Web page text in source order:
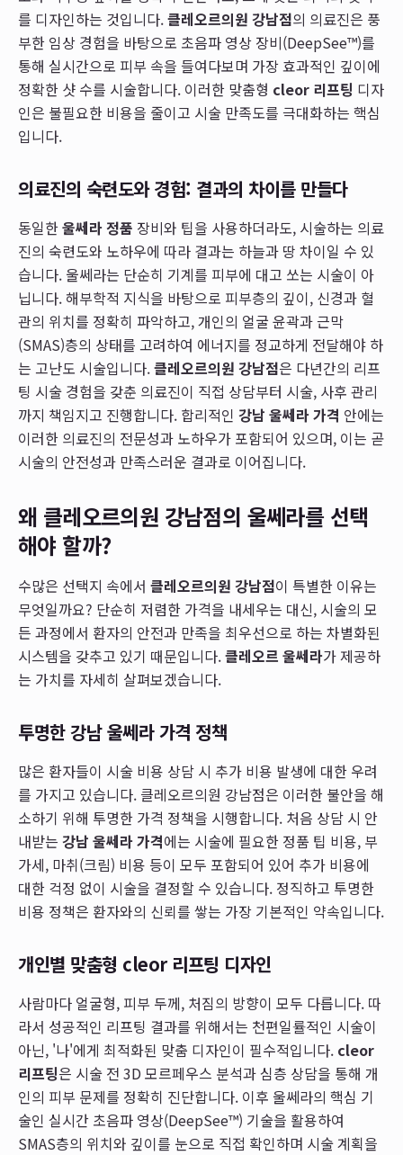
를 디자인하는 것입니다.클레오르의원 강남점의 의료진은 풍
부한 임상 경험을 바탕으로 초음파 영상 장비(DeepSee™)를
통해 실시간으로 피부 속을 들여다보며 가장 효과적인 깊이에
정확한 샷 수를 시술합니다. 이러한 맞춤형 cleor 리프팅 디자
인은 불필요한 비용을 줄이고 시술 만족도를 극대화하는 핵심
입니다.
의료진의 숙련도와 경험: 결과의 차이를 만들다
동일한울쎄라 정품 장비와 팁을 사용하더라도, 시술하는 의료
진의 숙련도와 노하우에 따라 결과는 하늘과 땅 차이일 수 있
습니다. 울쎄라는 단순히 기계를 피부에 대고 쏘는 시술이 아
닙니다. 해부학적 지식을 바탕으로 피부층의 깊이, 신경과 혈
관의 위치를 정확히 파악하고, 개인의 얼굴 윤곽과 근막
(SMAS)층의 상태를 고려하여 에너지를 정교하게 전달해야 하
는 고난도 시술입니다.클레오르의원 강남점은 다년간의 리프
팅 시술 경험을 갖춘 의료진이 직접 상담부터 시술, 사후 관리
까지 책임지고 진행합니다. 합리적인 강남 울쎄라 가격 안에는
이러한 의료진의 전문성과 노하우가 포함되어 있으며, 이는 곧
시술의 안전성과 만족스러운 결과로 이어집니다.
왜 클레오르의원 강남점의 울쎄라를 선택
해야 할까?
수많은 선택지 속에서 클레오르의원 강남점이 특별한 이유는
무엇일까요? 단순히 저렴한 가격을 내세우는 대신, 시술의 모
든 과정에서 환자의 안전과 만족을 최우선으로 하는 차별화된
시스템을 갖추고 있기 때문입니다.클레오르 울쎄라가 제공하
는 가치를 자세히 살펴보겠습니다.
투명한 강남 울쎄라 가격 정책
많은 환자들이 시술 비용 상담 시 추가 비용 발생에 대한 우려
를 가지고 있습니다. 클레오르의원 강남점은 이러한 불안을 해
소하기 위해 투명한 가격 정책을 시행합니다. 처음 상담 시 안
내받는 강남 울쎄라 가격에는 시술에 필요한 정품 팁 비용, 부
가세, 마취(크림) 비용 등이 모두 포함되어 있어 추가 비용에
대한 걱정 없이 시술을 결정할 수 있습니다. 정직하고 투명한
비용 정책은 환자와의 신뢰를 쌓는 가장 기본적인 약속입니다.
개인별 맞춤형 cleor 리프팅 디자인
사람마다 얼굴형, 피부 두께, 처짐의 방향이 모두 다릅니다. 따
라서 성공적인 리프팅 결과를 위해서는 천편일률적인 시술이
아닌, '나'에게 최적화된 맞춤 디자인이 필수적입니다. cleor
리프팅은 시술 전 3D 모르페우스 분석과 심층 상담을 통해 개
인의 피부 문제를 정확히 진단합니다. 이후 울쎄라의 핵심 기
술인 실시간 초음파 영상(DeepSee™) 기술을 활용하여
SMAS층의 위치와 깊이를 눈으로 직접 확인하며 시술 계획을